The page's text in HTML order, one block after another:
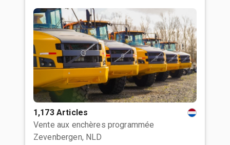
1,173 Articles
Vente aux enchères programmée
Zevenbergen, NLD